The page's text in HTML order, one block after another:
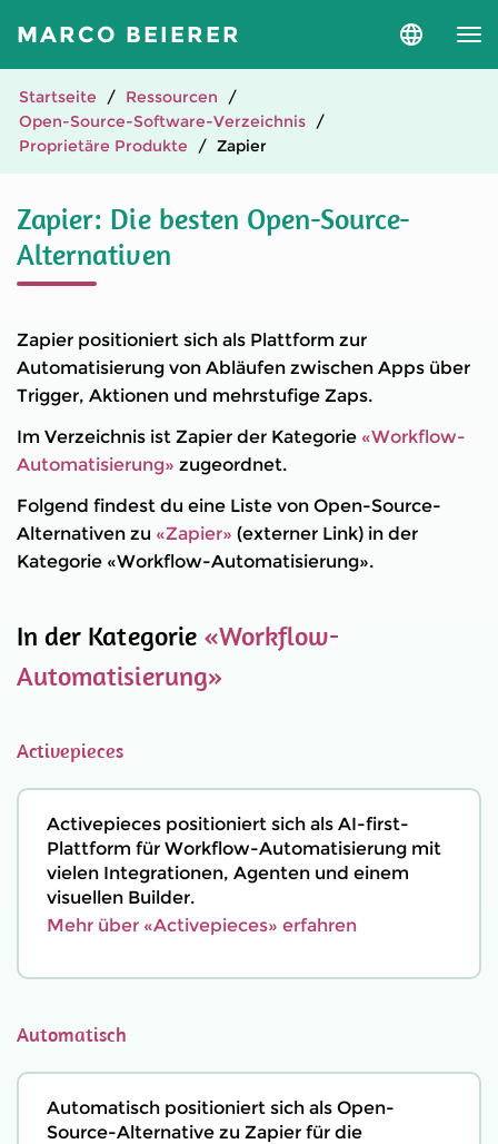
MARCO BEIERER
Sprache
Startseite
Ressourcen
Open-Source-Software-Verzeichnis
Proprietäre Produkte
Zapier
Zapier: Die besten Open-Source-
Alternativen
Zapier positioniert sich als Plattform zur
Automatisierung von Abläufen zwischen Apps über
Trigger, Aktionen und mehrstufige Zaps.
Im Verzeichnis ist Zapier der Kategorie «Workflow-
Automatisierung» zugeordnet.
Folgend findest du eine Liste von Open-Source-
Alternativen zu «Zapier» (externer Link) in der
Kategorie «Workflow-Automatisierung».
In der Kategorie «Workflow-
Automatisierung»
Activepieces
Activepieces positioniert sich als AI-first-
Plattform für Workflow-Automatisierung mit
vielen Integrationen, Agenten und einem
visuellen Builder.
Mehr über «Activepieces» erfahren
Automatisch
Automatisch positioniert sich als Open-
Source-Alternative zu Zapier für die